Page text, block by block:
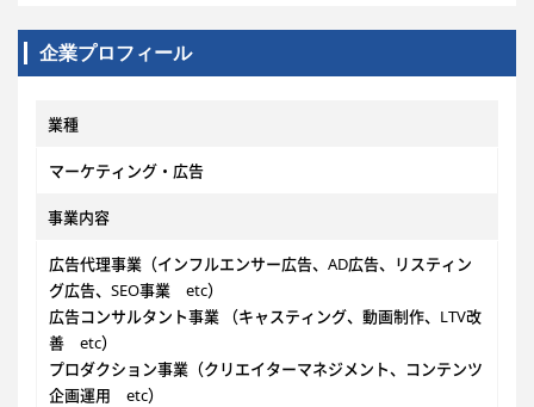
企業プロフィール
業種
マーケティング・広告
事業内容
広告代理事業（インフルエンサー広告、AD広告、リスティン
グ広告、SEO事業 etc）
広告コンサルタント事業 （キャスティング、動画制作、LTV改
善 etc）
プロダクション事業（クリエイターマネジメント、コンテンツ
企画運用 etc）